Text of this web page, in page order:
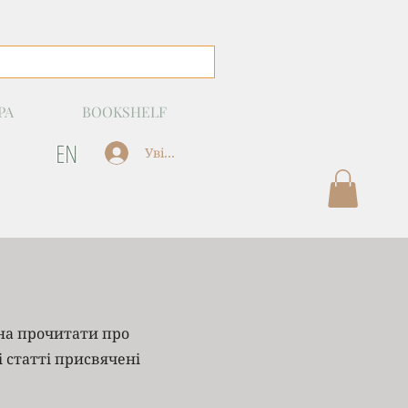
BOOKSHELF
EN Увійти
прочитати про
присвячені